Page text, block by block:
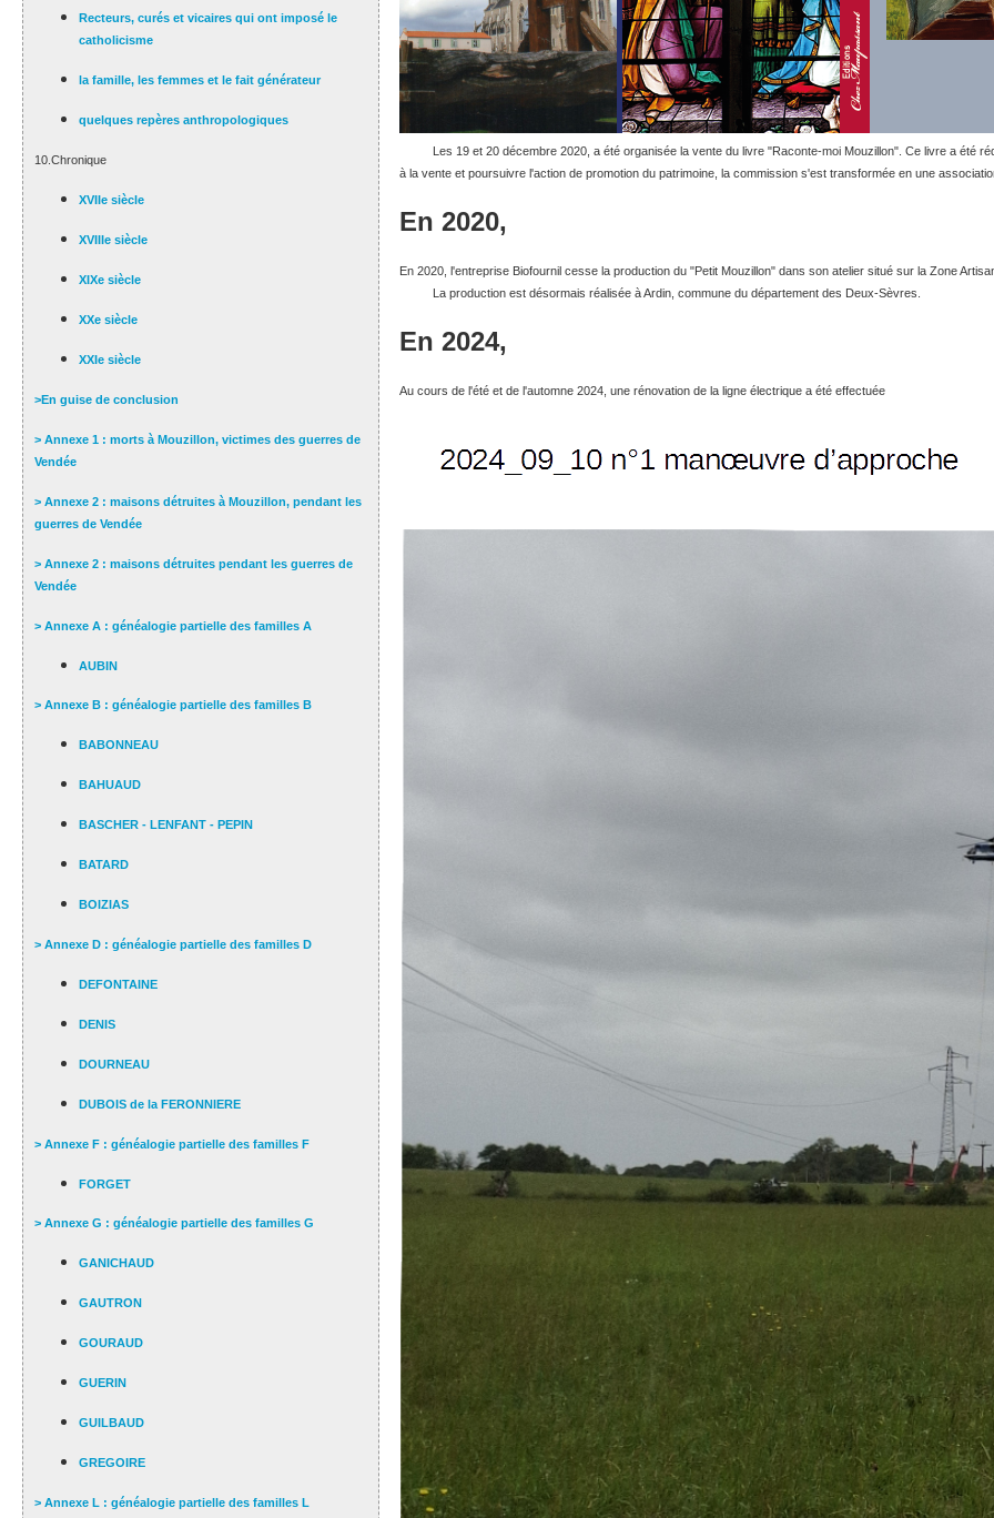
Recteurs, curés et vicaires qui ont imposé le
catholicisme
la famille, les femmes et le fait générateur
quelques repères anthropologiques
10.Chronique
XVIIe siècle
XVIIIe siècle
XIXe siècle
XXe siècle
XXIe siècle
>En guise de conclusion
> Annexe 1 : morts à Mouzillon, victimes des guerres de
Vendée
> Annexe 2 : maisons détruites à Mouzillon, pendant les
guerres de Vendée
> Annexe 2 : maisons détruites pendant les guerres de
Vendée
> Annexe A : généalogie partielle des familles A
AUBIN
> Annexe B : généalogie partielle des familles B
BABONNEAU
BAHUAUD
BASCHER - LENFANT - PEPIN
BATARD
BOIZIAS
> Annexe D : généalogie partielle des familles D
DEFONTAINE
DENIS
DOURNEAU
DUBOIS de la FERONNIERE
> Annexe F : généalogie partielle des familles F
FORGET
> Annexe G : généalogie partielle des familles G
GANICHAUD
GAUTRON
GOURAUD
GUERIN
GUILBAUD
GREGOIRE
> Annexe L : généalogie partielle des familles L
Les 19 et 20 décembre 2020, a été organisée la vente du livre "Raconte-moi Mouzillon". Ce livre a été
à la vente et poursuivre l'action de promotion du patrimoine, la commission s'est transformée en une
En 2020,
En 2020, l'entreprise Biofournil cesse la production du "Petit Mouzillon" dans son atelier situé sur la Zone
La production est désormais réalisée à Ardin, commune du département des Deux-Sèvres.
En 2024,
Au cours de l'été et de l'automne 2024, une rénovation de la ligne électrique a été effectuée